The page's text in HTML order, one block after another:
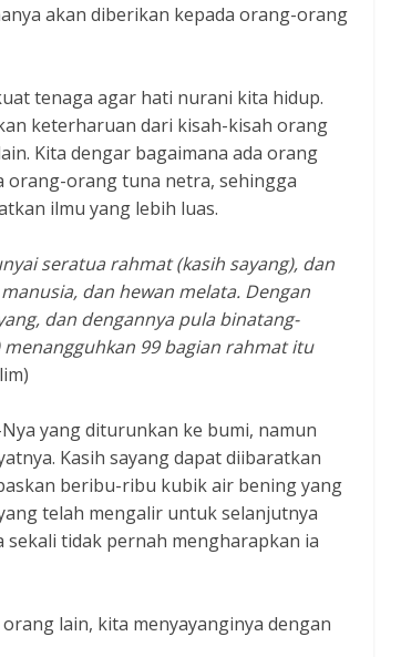
akan diberikan kepada orang-orang
tenaga agar hati nurani kita hidup.
keterharuan dari kisah-kisah orang
Kita dengar bagaimana ada orang
orang-orang tuna netra, sehingga
ilmu yang lebih luas.
seratua rahmat (kasih sayang), dan
dan hewan melata. Dengan
dan dengannya pula binatang-
menangguhkan 99 bagian rahmat itu
yang diturunkan ke bumi, namun
Kasih sayang dapat diibaratkan
beribu-ribu kubik air bening yang
telah mengalir untuk selanjutnya
tidak pernah mengharapkan ia
lain, kita menyayanginya dengan